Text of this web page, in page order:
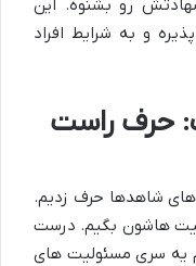
رو بشنوه. این
و به شرایط افراد
حرف راست
شاهدها حرف زدیم.
هاشون بگیم. درست
یه سری مسئولیت های